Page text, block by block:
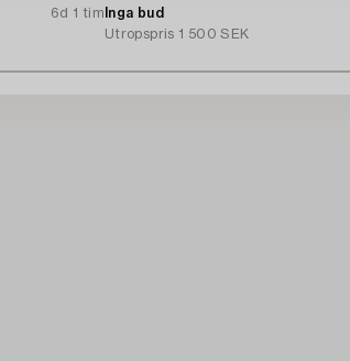
6d 1 tim Inga bud
Utropspris 1 500 SEK